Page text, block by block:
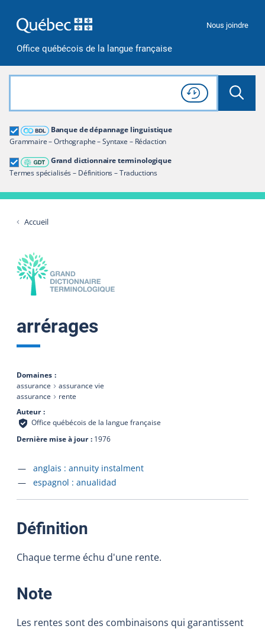
Office québécois de la langue française
Nous joindre
Rechercher dans tout le site
Lancer
Consulter l'
Historique
de recherche
Banque de dépannage linguistique
Grammaire – Orthographe – Syntaxe – Rédaction
Grand dictionnaire terminologique
Termes spécialisés – Définitions – Traductions
Grand dictionnaire terminologique
Restreindre aux termes
Accueil
arrérages
Domaines
assurance
assurance vie
assurance
rente
Auteur
Office québécois de la langue française
Dernière mise à jour
1976
Accéder à la fiche en
anglais : annuity instalment
Accéder à la fiche en
espagnol : anualidad
Définition
Chaque terme échu d'une rente.
Note:
Les rentes sont des combinaisons qui garantissent